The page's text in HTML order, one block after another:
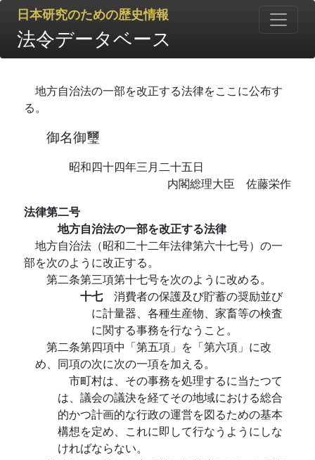
日本研究のための歴史情報
法令データベース
地方自治法の一部を改正する法律をここに公布す
る。
御名御璽
昭和四十四年三月二十五日
内閣総理大臣 佐藤栄作
法律第二号
地方自治法の一部を改正する法律
地方自治法（昭和二十二年法律第六十七号）の一
部を次のように改正する。
第二条第三項第十七号を次のように改める。
十七 消費者の保護及び貯蓄の奨励並び
に計量器、各種生産物、家畜等の検査
に関する事務を行なうこと。
第二条第四項中「第五項」を「第六項」に改
め、同項の次に次の一項を加える。
市町村は、その事務を処理するに当たつて
は、議会の議決を経てその地域における総合
的かつ計画的な行政の運営を図るための基本
構想を定め、これに即して行なうようにしな
ければならない。